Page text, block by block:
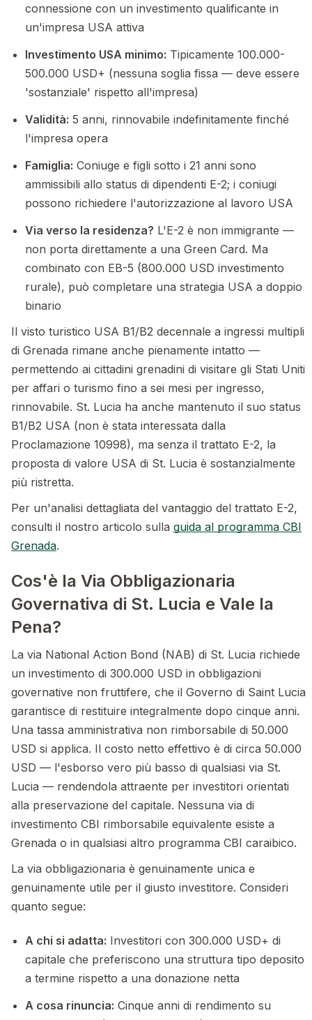
connessione con un investimento qualificante in
un'impresa USA attiva
Investimento USA minimo: Tipicamente 100.000-
500.000 USD+ (nessuna soglia fissa — deve essere
'sostanziale' rispetto all'impresa)
Validità: 5 anni, rinnovabile indefinitamente finché
l'impresa opera
Famiglia: Coniuge e figli sotto i 21 anni sono
ammissibili allo status di dipendenti E-2; i coniugi
possono richiedere l'autorizzazione al lavoro USA
Via verso la residenza? L'E-2 è non immigrante —
non porta direttamente a una Green Card. Ma
combinato con EB-5 (800.000 USD investimento
rurale), può completare una strategia USA a doppio
binario
Il visto turistico USA B1/B2 decennale a ingressi multipli
di Grenada rimane anche pienamente intatto —
permettendo ai cittadini grenadini di visitare gli Stati Uniti
per affari o turismo fino a sei mesi per ingresso,
rinnovabile. St. Lucia ha anche mantenuto il suo status
B1/B2 USA (non è stata interessata dalla
Proclamazione 10998), ma senza il trattato E-2, la
proposta di valore USA di St. Lucia è sostanzialmente
più ristretta.
Per un'analisi dettagliata del vantaggio del trattato E-2,
consulti il nostro articolo sulla guida al programma CBI
Grenada.
Cos'è la Via Obbligazionaria
Governativa di St. Lucia e Vale la
Pena?
La via National Action Bond (NAB) di St. Lucia richiede
un investimento di 300.000 USD in obbligazioni
governative non fruttifere, che il Governo di Saint Lucia
garantisce di restituire integralmente dopo cinque anni.
Una tassa amministrativa non rimborsabile di 50.000
USD si applica. Il costo netto effettivo è di circa 50.000
USD — l'esborso vero più basso di qualsiasi via St.
Lucia — rendendola attraente per investitori orientati
alla preservazione del capitale. Nessuna via di
investimento CBI rimborsabile equivalente esiste a
Grenada o in qualsiasi altro programma CBI caraibico.
La via obbligazionaria è genuinamente unica e
genuinamente utile per il giusto investitore. Consideri
quanto segue:
A chi si adatta: Investitori con 300.000 USD+ di
capitale che preferiscono una struttura tipo deposito
a termine rispetto a una donazione netta
A cosa rinuncia: Cinque anni di rendimento su